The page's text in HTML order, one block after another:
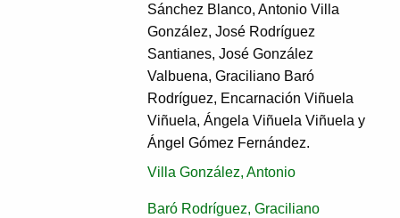
Sánchez Blanco, Antonio Villa
González, José Rodríguez
Santianes, José González
Valbuena, Graciliano Baró
Rodríguez, Encarnación Viñuela
Viñuela, Ángela Viñuela Viñuela y
Ángel Gómez Fernández.
Villa González, Antonio
Baró Rodríguez, Graciliano